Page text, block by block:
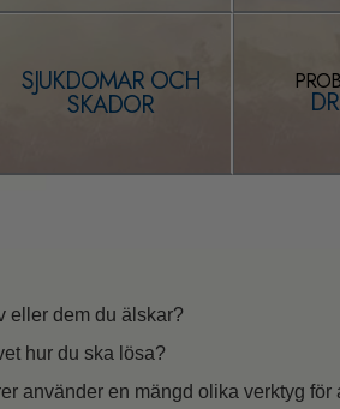
Kommunicera effektivt
Tillvarons dynamiker
Undersökningar
SJUKDOMAR OCH
SKADOR
eller dem du älskar?
hur du ska lösa?
använder en mängd olika verktyg